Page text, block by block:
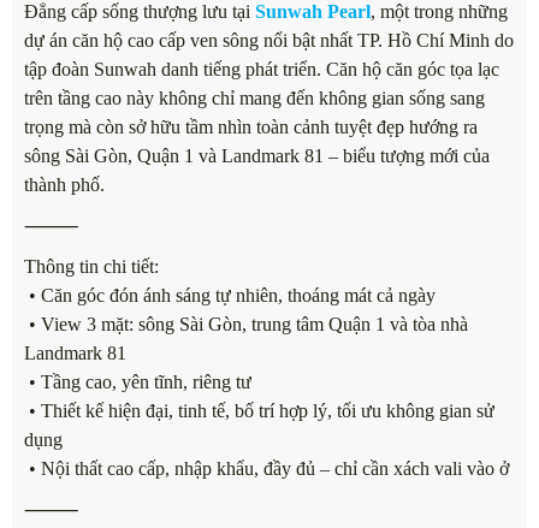
Đẳng cấp sống thượng lưu tại Sunwah Pearl, một trong những
dự án căn hộ cao cấp ven sông nổi bật nhất TP. Hồ Chí Minh do
tập đoàn Sunwah danh tiếng phát triển. Căn hộ căn góc tọa lạc
trên tầng cao này không chỉ mang đến không gian sống sang
trọng mà còn sở hữu tầm nhìn toàn cảnh tuyệt đẹp hướng ra
sông Sài Gòn, Quận 1 và Landmark 81 – biểu tượng mới của
thành phố.
⸻
Thông tin chi tiết:
• Căn góc đón ánh sáng tự nhiên, thoáng mát cả ngày
• View 3 mặt: sông Sài Gòn, trung tâm Quận 1 và tòa nhà
Landmark 81
• Tầng cao, yên tĩnh, riêng tư
• Thiết kế hiện đại, tinh tế, bố trí hợp lý, tối ưu không gian sử
dụng
• Nội thất cao cấp, nhập khẩu, đầy đủ – chỉ cần xách vali vào ở
⸻